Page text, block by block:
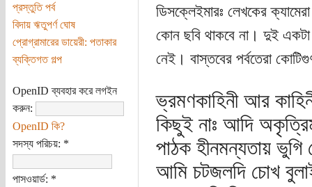
প্রস্তুতি পর্ব
বিদায় ঋতুপর্ণ ঘোষ
প্রোগ্রামারের ডায়েরী: পতাকার
ব্যক্তিগত গল্প
OpenID ব্যবহার করে লগইন
করুন:
OpenID কি?
সদস্য পরিচয়: *
পাসওয়ার্ড: *
ডিসক্লেইমারঃ লেখকের
কোন ছবি থাকবে না। দুই একটা
নেই। বাস্তবের পর্বতেরা
ভ্রমণকাহিনী আর
কিছুই নাঃ আদি
পাঠক হীনমন্যতায়
আমি চটজলদি চোখ